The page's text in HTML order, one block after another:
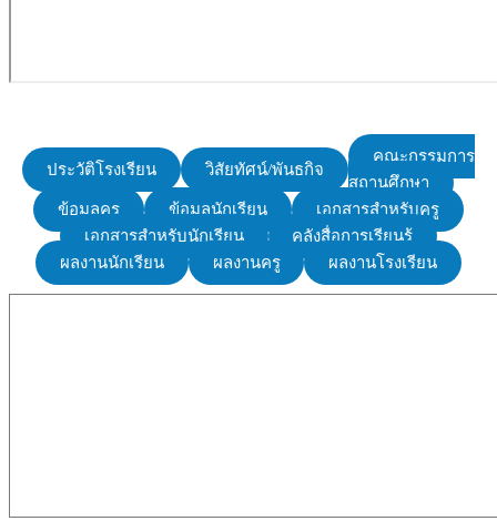
ประวัติโรงเรียน วิสัยทัศน์/พันธกิจ
คณะกรรมการ
สถานศึกษา
ข้อมูลครู
ข้อมูลนักเรียน
เอกสารสำหรับครู
เอกสารสำหรับนักเรียน
คลังสื่อการเรียนรู้
ผลงานนักเรียน
ผลงานครู ผลงานโรงเรียน